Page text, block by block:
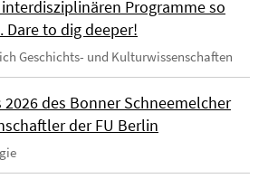
Programme so
Dare to dig deeper!
Geschichts- und Kulturwissenschaften
des Bonner Schneemelcher
der FU Berlin